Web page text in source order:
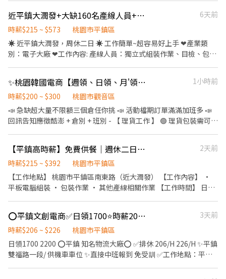
友： https://lin.ee/JefzYJo
（日、夜班可選） ✔️ 二休二（日、夜班可選） 👉 上班時間： 🌞 日
班（標準班） 08:00～17:15 🌙 夜班（標準班） 20:00～05:15 👉 薪
資結構： ☀️ 標準日班：時薪220 🌙 標準夜班：時薪250 ☀ 二休二日
班：時薪230 🌙 二休二夜班：時薪260 📌 加班費依勞基法另計 👉
工作 #高時薪 #固定班 #免輪班 #週休二日 #二休二 #光通訊 #免經驗
#冷氣廠房 #快速上工 #桃園工作 ▃▃▃ 截圖私訊 快速報名 ▃▃▃
📲 瀨 ID：00tingting 💬 私訊婷婷小姐，立即安排上工🥳
近平鎮大潤發+大缺160名產線人員+可彈性加班+日領1700+周休六日
6天前
時薪$215 ~ $573
桃園市平鎮區
☀️ 近平鎮大潤發，周休二日 ☀️ 工作簡單~超容易好上手 ❤產業類
別：電子大廠 ❤工作內容: 產線人員：獨立式組裝作業、目檢、包
假制度：周休二日 ✍️時薪: 日班 $215 夜班 $235 額外: 全勤獎金
1000元 ☑相關福利:免費供餐吃到飽 ►►►公司額外福利◄◄◄ 1.
提供預支服務(日、周領)
✨桃園韓國電商【週領、日領、月'領、現金、匯款】【假日班皆有】交通車🩷
1小時前
時薪$200 ~ $300
桃園市觀音區
📣 急缺超大量不限額三個倉任你挑 📣 活動檔期訂單滿滿加班多 📣
回訊告知應徵酷澎 + 倉別 + 班別 - 【 理貨工作 】 🟢 理貨包裝需可接
https://reurl.cc/rErN4Z ) 🟢【 臨時工 】任何倉都沒有提供交通車
服務 - 【 上班地點 】 🔔 桃園 1 倉 : 大園建國路 (5F) ( 周休、假日早
班 ) 🔔 桃園 3 倉 : 大園中山南路 ( 假日班 ) 🔔 桃園 4 倉 : 觀音區玉林
路 🔔 桃園 5 倉：觀音寶倉街 ( 可周休、假日班 ) 🔔 桃園 6 倉：大園
倉樓下) 🔔 桃園 17 倉：大園區開和路 ( 限排休 ) 🔔 桃園 RC8：楊梅
區環東路 (4'F) ( 後面有寫缺長派才有缺，沒標註的都是無缺額 ) - ((
堆高機需有證照及回訓證明 )) - 【 休假方式 】 周一至周日排休，一
個月排休 8 ~ 10 天，單位報到當天由主管分配 - 【 工作時間 】 早班
08 : 00 - 17 : 00 排休 $ 210 周休 $ 200 晚班 18 : 00 - 03 : 00 排休 $
240 周休 $ 230 ( 假日班固定上六日 ) - ♦️ 用餐：免費供餐 ♦️ 冰箱、
【平鎮高時薪】免費供餐｜週休二日｜固定班別｜平板電腦組裝包裝LA-996
2天前
時薪$215 ~ $392
桃園市平鎮區
【工作地點】 桃園市平鎮區南東路（近大潤發） 【工作內容】 •
平板電腦組裝 • 包裝作業 • 其他產線相關作業 【工作時間】 日班
235/H+1000元績效獎金 ※ 加班費另依勞基法計算。 【休假制度】
週休二日 【福利】 • 免費供餐 • 長期穩定工作 • 固定班別 【發薪
日期】每月10日發薪 ►►►公司額外福利◄◄◄ 提供日領／週領服
務 【主動詢問】 1、加瀨後請先留言：姓名＋手機＋區域（我才能
快速幫你安排） 2、填寫線上履歷 快速送審 1️⃣ 快速加瀨連結：
⭕平鎮文創電商✅日領1700⭐時薪206 226❤️直接中班報到RJ03
3天前
時薪$206 ~ $226
桃園市平鎮區
日領1700 2200 ⭕平鎮 知名物流大廠⭕ ✅排休 206/H 226/H ✨平鎮
雙福路一段/ 供機車車位 ✨直接中班報到 免受訓 ✅工作地點：平鎮